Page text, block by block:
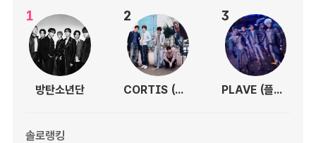
1
방탄소년단
2
CORTIS (코르티스)
3
PLAVE (플레이브)
솔로랭킹